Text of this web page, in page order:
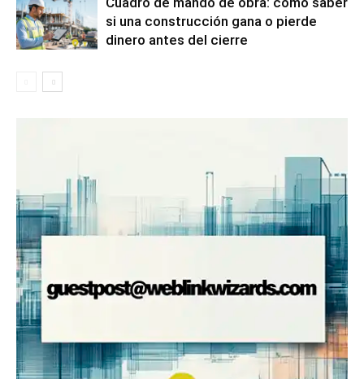
si una construcción gana o pierde
dinero antes del cierre